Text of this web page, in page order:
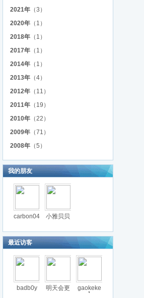
2021年 （3）
2020年 （1）
2018年 （1）
2017年 （1）
2014年 （1）
2013年 （4）
2012年 （11）
2011年 （19）
2010年 （22）
2009年 （71）
2008年 （5）
我的朋友
carbon04 小雅贝贝
最近访客
badb0y 明天会更
gaokeke
1